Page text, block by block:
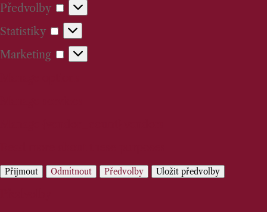
Předvolby
Předvolby
Statistiky
Statistiky
Marketing
Marketing
Přijmout Odmítnout Předvolby Uložit předvolby